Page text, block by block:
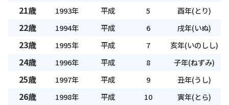
21歳 1993年 平成 5 酉年(とり)
22歳 1994年 平成 6 戌年(いぬ)
23歳 1995年 平成 7 亥年(いのしし)
24歳 1996年 平成 8 子年(ねずみ)
25歳 1997年 平成 9 丑年(うし)
26歳 1998年 平成 10 寅年(とら)